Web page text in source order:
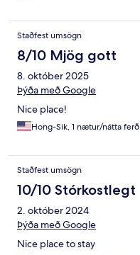
Staðfest umsögn
8/10 Mjög gott
8. október 2025
Þýða með Google
Nice place!
Hong-Sik, 1 nætur/nátta ferð
Staðfest umsögn
10/10 Stórkostlegt
2. október 2024
Þýða með Google
Nice place to stay